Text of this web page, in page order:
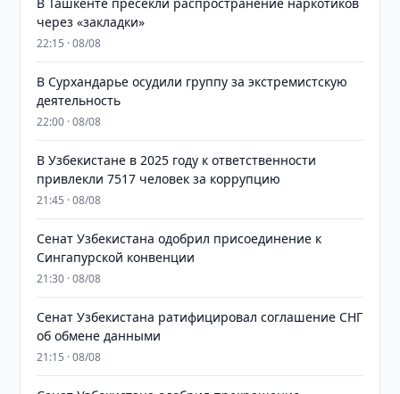
через «закладки»
22:15 · 08/08
В Сурхандарье осудили группу за экстремистскую
деятельность
22:00 · 08/08
В Узбекистане в 2025 году к ответственности
привлекли 7517 человек за коррупцию
21:45 · 08/08
Сенат Узбекистана одобрил присоединение к
Сингапурской конвенции
21:30 · 08/08
Сенат Узбекистана ратифицировал соглашение СНГ
об обмене данными
21:15 · 08/08